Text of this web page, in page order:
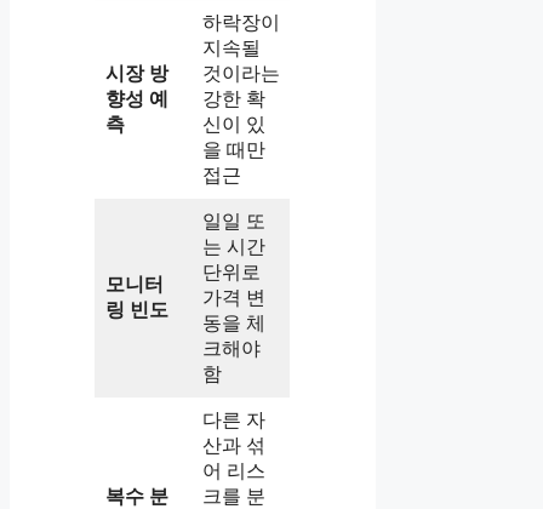
시장 방
향성 예
측
하락장이
지속될
것이라는
강한 확
신이 있
을 때만
접근
모니터
링 빈도
일일 또
는 시간
단위로
가격 변
동을 체
크해야
함
복수 분
다른 자
산과 섞
어 리스
크를 분